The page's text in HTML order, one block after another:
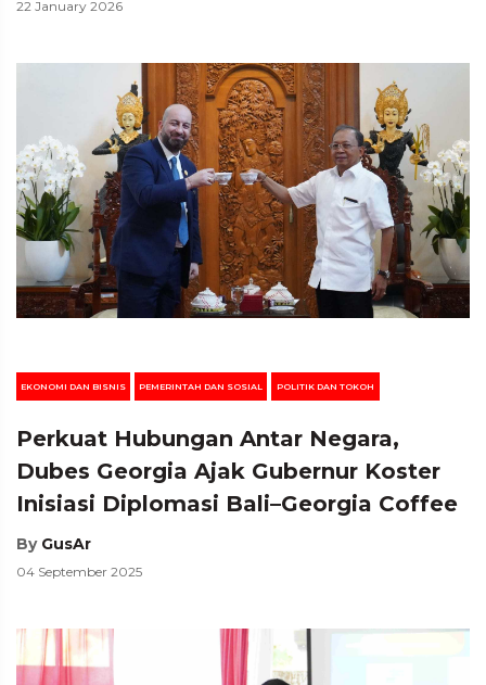
22 January 2026
EKONOMI DAN BISNIS PEMERINTAH DAN SOSIAL POLITIK DAN TOKOH
Perkuat Hubungan Antar Negara,
Dubes Georgia Ajak Gubernur Koster
Inisiasi Diplomasi Bali–Georgia Coffee
By GusAr
04 September 2025